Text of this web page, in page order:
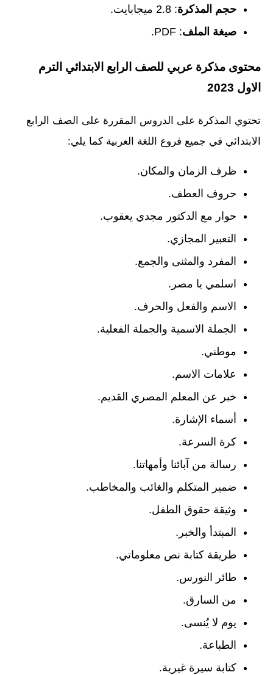
حجم المذكرة: 2.8 ميجابايت.
صيغة الملف: PDF.
محتوى مذكرة عربي للصف الرابع الابتدائي الترم
الاول 2023
تحتوي المذكرة على الدروس المقررة على الصف الرابع
الابتدائي في جميع فروع اللغة العربية كما يلي:
ظرف الزمان والمكان.
حروف العطف.
حوار مع الدكتور مجدي يعقوب.
التعبير المجازي.
المفرد والمثنى والجمع.
اسلمي يا مصر.
الاسم والفعل والحرف.
الجملة الاسمية والجملة الفعلية.
موطني.
علامات الاسم.
خبر عن المعلم المصري القديم.
أسماء الإشارة.
كرة السرعة.
رسالة من آبائنا وأمهاتنا.
ضمير المتكلم والغائب والمخاطب.
وثيقة حقوق الطفل.
المبتدأ والخبر.
طريقة كتابة نص معلوماتي.
طائر النورس.
من السارق.
يوم لا يُنسى.
الطباعة.
كتابة سيرة غيرية.